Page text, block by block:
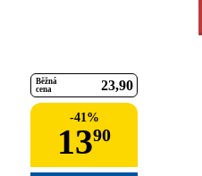
Běžná
cena
23 90
-41%
1390